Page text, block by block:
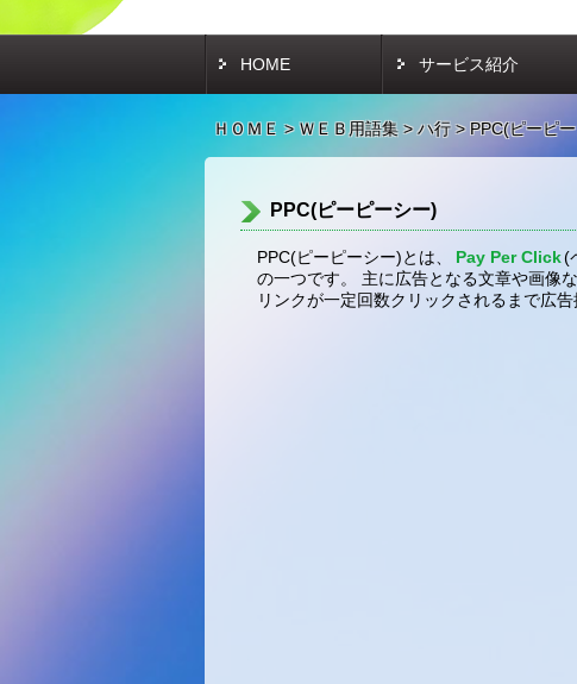
HOME サービス紹介
ＨＯＭＥ >ＷＥＢ用語集>ハ行 > PPC(ピーピ
PPC(ピーピーシー)
PPC(ピーピーシー)とは、 Pay Per Click(
の一つです。 主に広告となる文章や画像
リンクが一定回数クリックされるまで広告